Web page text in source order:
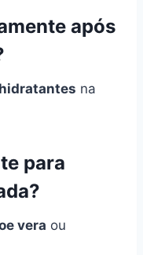
após
hidratantes na
para
vera ou